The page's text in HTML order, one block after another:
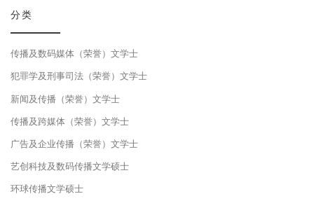
分类
传播及数码媒体（荣誉）文学士
犯罪学及刑事司法（荣誉）文学士
新闻及传播（荣誉）文学士
传播及跨媒体（荣誉）文学士
广告及企业传播（荣誉）文学士
艺创科技及数码传播文学硕士
环球传播文学硕士